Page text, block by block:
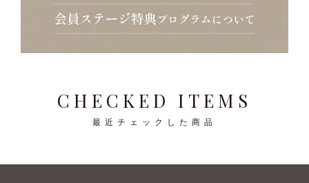
CHECKED ITEMS
最近チェックした商品